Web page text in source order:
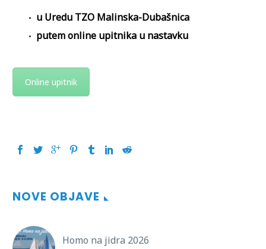
u Uredu TZO Malinska-Dubašnica
putem online upitnika u nastavku
Online upitnik
NOVE OBJAVE
Homo na jidra 2026